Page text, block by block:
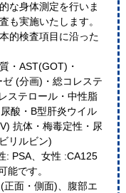
な身体測定を行いま
も実施いたします。
的検査項目に沿った
・AST(GOT)・
(分画)・総コレステ
ステロール・中性脂
酸・B型肝炎ウイル
抗体・梅毒定性・尿
リルビン)
: PSA、女性 :CA125
能です。
正面・側面)、腹部エ